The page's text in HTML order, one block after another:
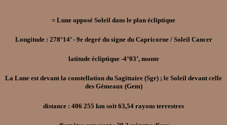
= Lune opposé Soleil dans le plan écliptique
Longitude : 278°14’ - 9e degré du signe du Capricorne / Soleil Cancer
latitude écliptique -4°03’, monte
La Lune est devant la constellation du Sagittaire (Sgr) ; le Soleil devant celle
des Gémeaux (Gem)
distance : 406 255 km soit 63,54 rayons terrestres